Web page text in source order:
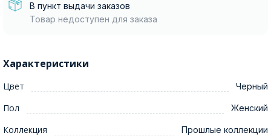
В пункт выдачи заказов
Товар недоступен для заказа
Характеристики
Цвет Черный
Пол Женский
Коллекция Прошлые коллекции